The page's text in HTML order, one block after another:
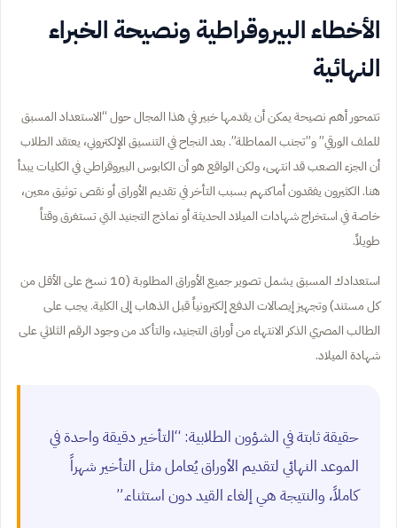
الأخطاء البيروقراطية ونصيحة الخبراء
النهائية
تتمحور أهم نصيحة يمكن أن يقدمها خبير في هذا المجال حول “الاستعداد المسبق
للملف الورقي” و”تجنب المماطلة”. بعد النجاح في التنسيق الإلكتروني، يعتقد الطلاب
أن الجزء الصعب قد انتهى، ولكن الواقع هو أن الكابوس البيروقراطي في الكليات يبدأ
هنا. الكثيرون يفقدون أماكنهم بسبب التأخر في تقديم الأوراق أو نقص توثيق معين،
خاصة في استخراج شهادات الميلاد الحديثة أو نماذج التجنيد التي تستغرق وقتاً
طويلاً.
استعدادك المسبق يشمل تصوير جميع الأوراق المطلوبة (10 نسخ على الأقل من
كل مستند) وتجهيز إيصالات الدفع إلكترونياً قبل الذهاب إلى الكلية. يجب على
الطالب المصري الذكر الانتهاء من أوراق التجنيد، والتأكد من وجود الرقم الثلاثي على
شهادة الميلاد.
حقيقة ثابتة في الشؤون الطلابية: “التأخير دقيقة واحدة في
الموعد النهائي لتقديم الأوراق يُعامل مثل التأخير شهراً
كاملاً، والنتيجة هي إلغاء القيد دون استثناء.”